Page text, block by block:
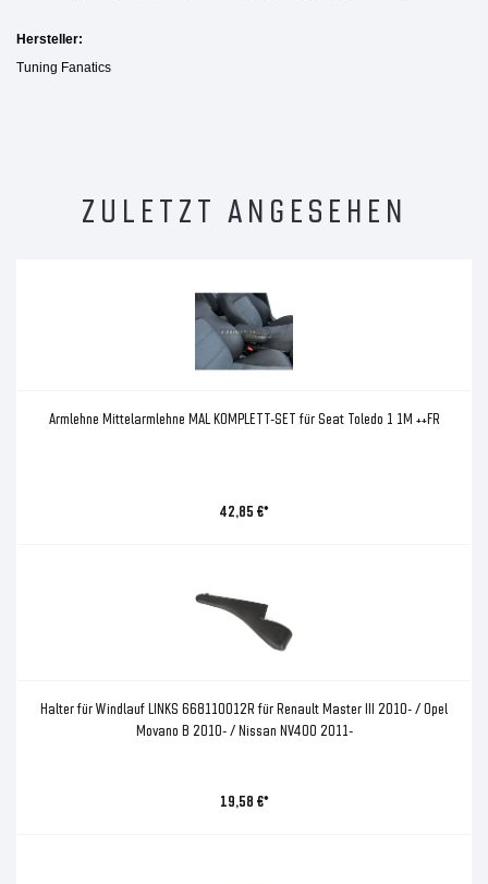
Hersteller:
Tuning Fanatics
ZULETZT ANGESEHEN
Armlehne Mittelarmlehne MAL KOMPLETT-SET für Seat Toledo 1 1M ++FR
42,85 €*
Halter für Windlauf LINKS 668110012R für Renault Master III 2010- / Opel
Movano B 2010- / Nissan NV400 2011-
19,58 €*